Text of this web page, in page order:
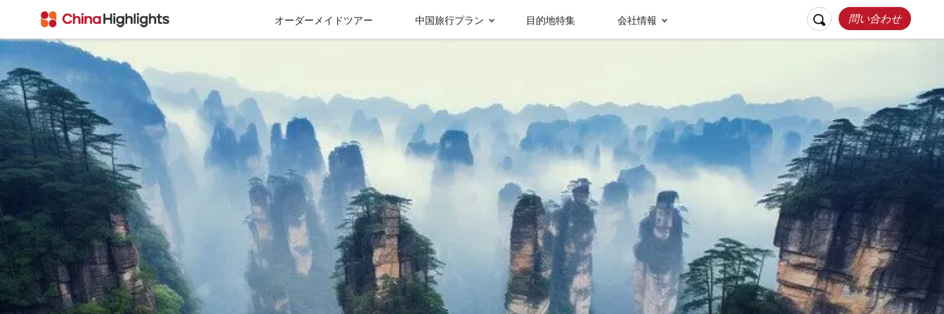
オーダーメイドツアー 中国旅行プラン
チベット 西安 九寨溝 成都 張家界 桂林
目的地特集 会社情報
会社情報
私たちについて グループ情報
受賞実績＆メディ
ア報
お客様の声
リスポンシブルト
ラベル
問い合わせ